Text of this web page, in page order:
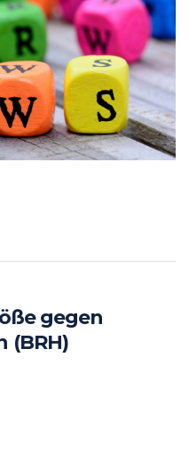
gegen
(BRH)